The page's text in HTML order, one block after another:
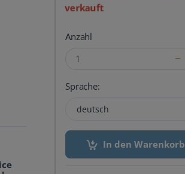
verkauft
Anzahl
Sprache:
deutsch
In den Warenkorb